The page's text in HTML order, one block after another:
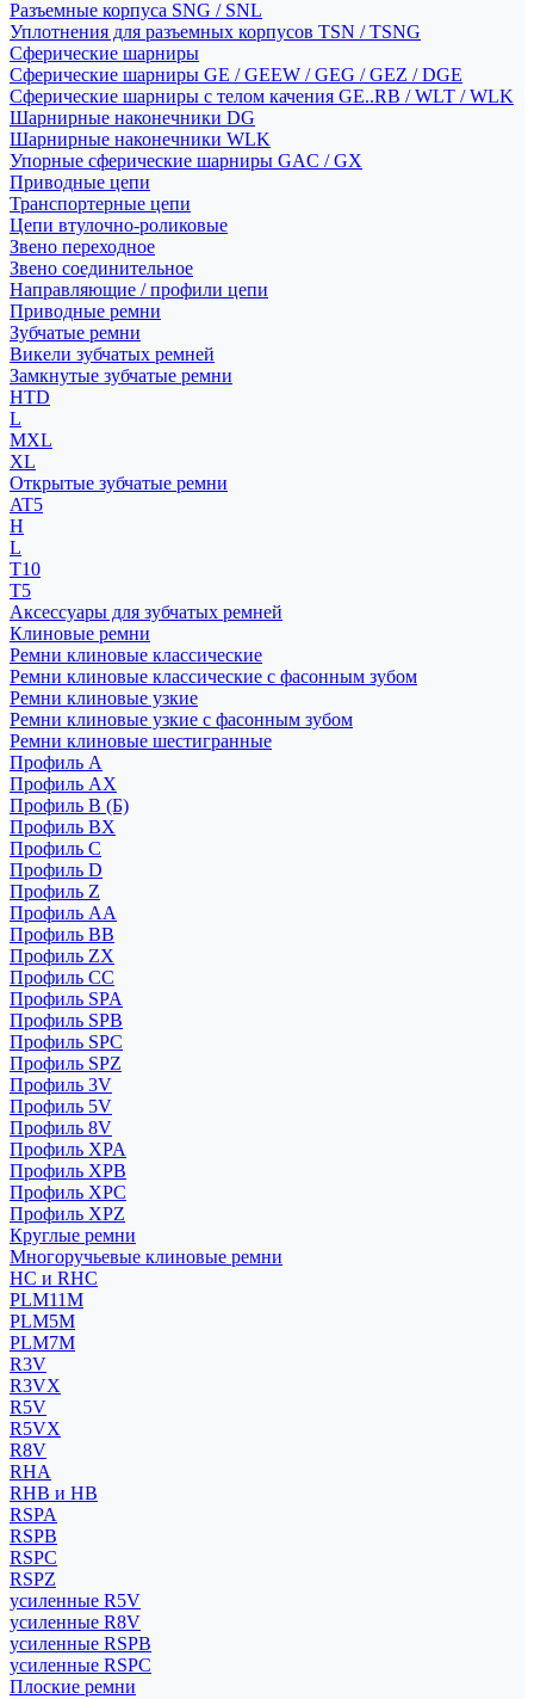
Разъемные корпуса SNG / SNL
Уплотнения для разъемных корпусов TSN / TSNG
Сферические шарниры
Сферические шарниры GE / GEEW / GEG / GEZ / DGE
Сферические шарниры с телом качения GE..RB / WLT / WLK
Шарнирные наконечники DG
Шарнирные наконечники WLK
Упорные сферические шарниры GAC / GX
Приводные цепи
Транспортерные цепи
Цепи втулочно-роликовые
Звено переходное
Звено соединительное
Направляющие / профили цепи
Приводные ремни
Зубчатые ремни
Викели зубчатых ремней
Замкнутые зубчатые ремни
HTD
L
MXL
XL
Открытые зубчатые ремни
AT5
H
L
T10
T5
Аксессуары для зубчатых ремней
Клиновые ремни
Ремни клиновые классические
Ремни клиновые классические с фасонным зубом
Ремни клиновые узкие
Ремни клиновые узкие с фасонным зубом
Ремни клиновые шестигранные
Профиль A
Профиль AX
Профиль B (Б)
Профиль BX
Профиль C
Профиль D
Профиль Z
Профиль АА
Профиль BB
Профиль ZX
Профиль CC
Профиль SPA
Профиль SPB
Профиль SPC
Профиль SPZ
Профиль 3V
Профиль 5V
Профиль 8V
Профиль XPA
Профиль XPB
Профиль XPC
Профиль XPZ
Круглые ремни
Многоручьевые клиновые ремни
HC и RHC
PLM11M
PLM5M
PLM7M
R3V
R3VX
R5V
R5VX
R8V
RHA
RHB и HB
RSPA
RSPB
RSPC
RSPZ
усиленные R5V
усиленные R8V
усиленные RSPB
усиленные RSPC
Плоские ремни